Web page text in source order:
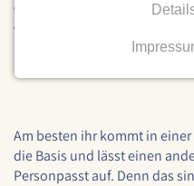
Yoga-Akrobatik. Nun möchte
Yoga an Eltern und ihre Kinder
Am besten ihr kommt in
die Basis und lässt einen
Personpasst auf. Denn das
der Website
Einverständnis-